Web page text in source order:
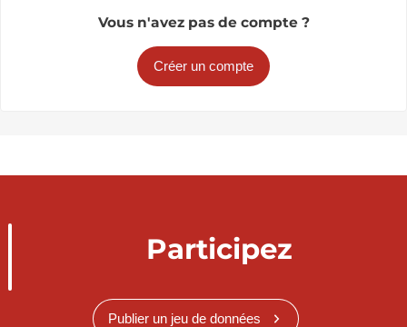
Vous n'avez pas de compte ?
Créer un compte
Participez
Publier un jeu de données